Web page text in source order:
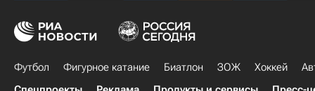
Футбол Фигурное катание Биатлон ЗОЖ Хоккей